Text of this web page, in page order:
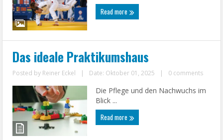
Read more
Das ideale Praktikumshaus
Posted by Reiner Eckel | Date: Oktober 01, 2025 | 0 comments
Die Pflege und den Nachwuchs im
Blick ...
Read more